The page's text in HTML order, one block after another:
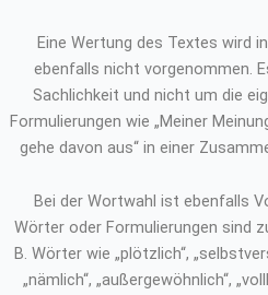
Eine Wertung des Textes wird
ebenfalls nicht vorgenommen.
Sachlichkeit und nicht um die
Formulierungen wie „Meiner
gehe davon aus“ in einer
Bei der Wortwahl ist ebenfalls
Wörter oder Formulierungen sind
B. Wörter wie „plötzlich“,
„nämlich“, „außergewöhnlich“,